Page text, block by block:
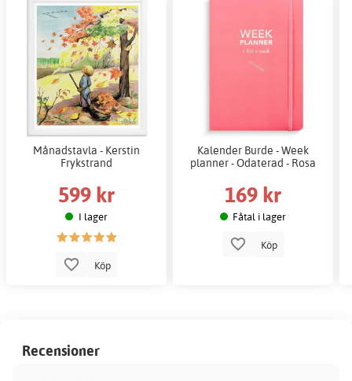
Månadstavla - Kerstin
Frykstrand
599 kr
I lager
Köp
Kalender Burde - Week
planner - Odaterad - Rosa
169 kr
Fåtal i lager
Köp
Recensioner